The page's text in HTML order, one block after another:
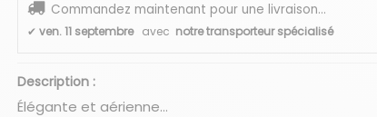
Commandez maintenant pour une livraison...
✔ ven. 11 septembre avec notre transporteur spécialisé
Description :
Élégante et aérienne…